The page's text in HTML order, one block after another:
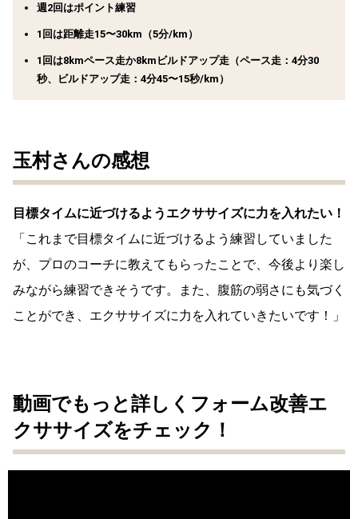
週2回はポイント練習
1回は距離走15〜30km（5分/km）
1回は8kmペース走か8kmビルドアップ走（ペース走：4分30
秒、ビルドアップ走：4分45〜15秒/km）
玉村さんの感想
目標タイムに近づけるようエクササイズに力を入れたい！
「これまで目標タイムに近づけるよう練習していました
が、プロのコーチに教えてもらったことで、今後より楽し
みながら練習できそうです。また、腹筋の弱さにも気づく
ことができ、エクササイズに力を入れていきたいです！」
動画でもっと詳しくフォーム改善エ
クササイズをチェック！